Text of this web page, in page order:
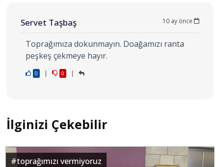
Servet Taşbaş 10 ay önce
Toprağımıza dokunmayın. Doağamızı ranta
peşkeş çekmeye hayır.
0 | 0 |
İlginizi Çekebilir
#toprağımızı vermiyoruz